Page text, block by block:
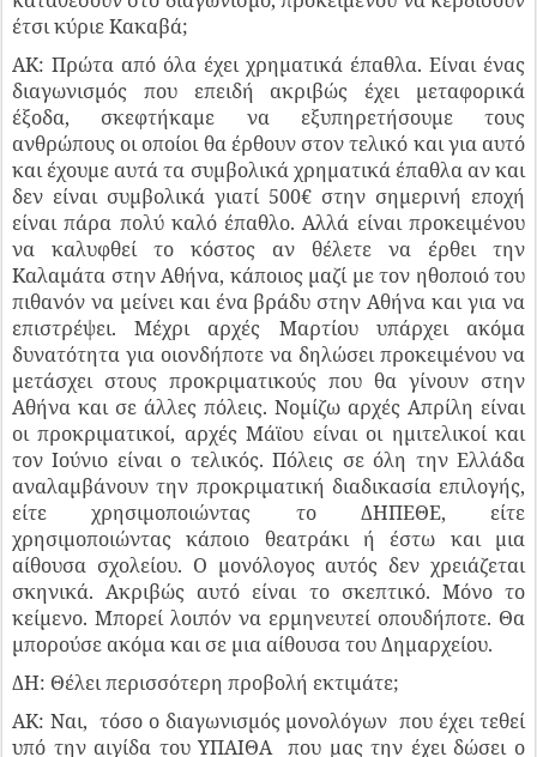
έτσι κύριε Κακαβά;
ΑΚ: Πρώτα από όλα έχει χρηματικά έπαθλα. Είναι ένας
διαγωνισμός που επειδή ακριβώς έχει μεταφορικά
έξοδα, σκεφτήκαμε να εξυπηρετήσουμε τους
ανθρώπους οι οποίοι θα έρθουν στον τελικό και για αυτό
και έχουμε αυτά τα συμβολικά χρηματικά έπαθλα αν και
δεν είναι συμβολικά γιατί 500€ στην σημερινή εποχή
είναι πάρα πολύ καλό έπαθλο. Αλλά είναι προκειμένου
να καλυφθεί το κόστος αν θέλετε να έρθει την
Καλαμάτα στην Αθήνα, κάποιος μαζί με τον ηθοποιό του
πιθανόν να μείνει και ένα βράδυ στην Αθήνα και για να
επιστρέψει. Μέχρι αρχές Μαρτίου υπάρχει ακόμα
δυνατότητα για οιονδήποτε να δηλώσει προκειμένου να
μετάσχει στους προκριματικούς που θα γίνουν στην
Αθήνα και σε άλλες πόλεις. Νομίζω αρχές Απρίλη είναι
οι προκριματικοί, αρχές Μάϊου είναι οι ημιτελικοί και
τον Ιούνιο είναι ο τελικός. Πόλεις σε όλη την Ελλάδα
αναλαμβάνουν την προκριματική διαδικασία επιλογής,
είτε χρησιμοποιώντας το ΔΗΠΕΘΕ, είτε
χρησιμοποιώντας κάποιο θεατράκι ή έστω και μια
αίθουσα σχολείου. Ο μονόλογος αυτός δεν χρειάζεται
σκηνικά. Ακριβώς αυτό είναι το σκεπτικό. Μόνο το
κείμενο. Μπορεί λοιπόν να ερμηνευτεί οπουδήποτε. Θα
μπορούσε ακόμα και σε μια αίθουσα του Δημαρχείου.
ΔΗ: Θέλει περισσότερη προβολή εκτιμάτε;
ΑΚ: Ναι, τόσο ο διαγωνισμός μονολόγων που έχει τεθεί
υπό την αιγίδα του ΥΠΑΙΘΑ που μας την έχει δώσει ο